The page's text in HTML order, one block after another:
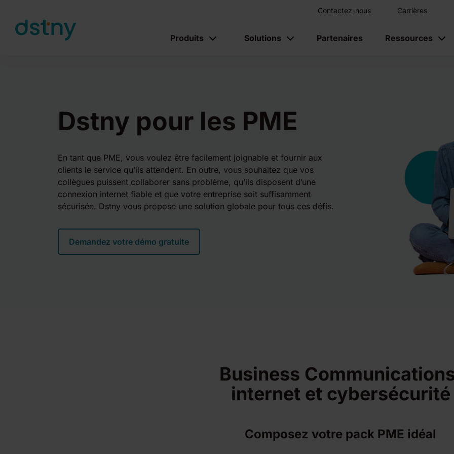
Skip to content
Contactez-nous Carrières
Produits Solutions Partenaires Ressources
Dstny pour les PME
En tant que PME, vous voulez être facilement joignable et fournir aux
clients le service qu’ils attendent. En outre, vous souhaitez que vos
collègues puissent collaborer sans problème, qu’ils disposent d’une
connexion internet fiable et que votre entreprise soit suffisamment
sécurisée. Dstny vous propose une solution globale pour tous ces défis.
Demandez votre démo gratuite
Business
internet et cybersécurité
Composez votre pack PME idéal